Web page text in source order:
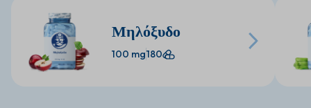
electrolytes and more ✅ Supplements for immunity,
energy, digestion, beauty and daily wellbeing ✅
Convenient online shopping in Lithuania ✅ Clear
product information and trusted customer support ✅
More health, beauty and wellness products in one
Veríme, že si naše
o vaše zdravie,
pravidelnou
zaslúžite! Tešíme sa
Μηλόξυδο
100 mg180